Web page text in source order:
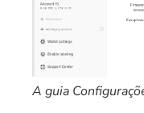
A guia